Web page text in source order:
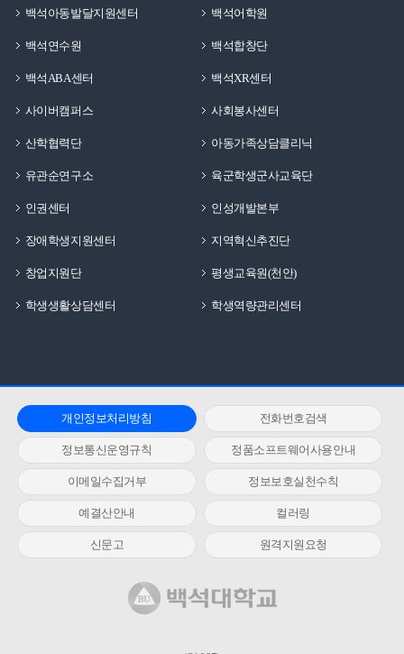
백석아동발달지원센터 백석어학원
백석연수원 백석합창단
백석ABA센터 백석XR센터
사이버캠퍼스 사회봉사센터
산학협력단 아동가족상담클리닉
유관순연구소 육군학생군사교육단
인권센터 인성개발본부
장애학생지원센터 지역혁신추진단
창업지원단 평생교육원(천안)
학생생활상담센터 학생역량관리센터
개인정보처리방침 전화번호검색
정보통신운영규칙 정품소프트웨어사용안내
이메일수집거부 정보보호실천수칙
예결산안내 컬러링
신문고 원격지원요청